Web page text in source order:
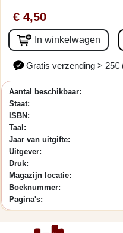
€ 4,50
In winkelwagen
Gratis verzending > 25€
Aantal beschikbaar:
Staat:
ISBN:
Taal:
Jaar van uitgifte:
Uitgever:
Druk:
Magazijn locatie:
Boeknummer:
Pagina's: